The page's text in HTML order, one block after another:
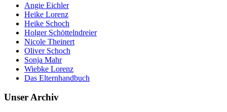
Angie Eichler
Heike Lorenz
Heike Schoch
Holger Schöttelndreier
Nicole Theinert
Oliver Schoch
Sonja Mahr
Wiebke Lorenz
Das Elternhandbuch
Unser Archiv